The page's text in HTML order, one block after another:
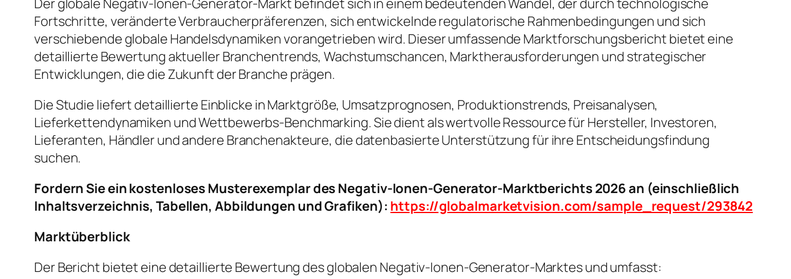
Der globale Negativ-Ionen-Generator-Markt befindet sich in einem bedeutenden Wandel, der durch technologische
Fortschritte, veränderte Verbraucherpräferenzen, sich entwickelnde regulatorische Rahmenbedingungen und sich
verschiebende globale Handelsdynamiken vorangetrieben wird. Dieser umfassende Marktforschungsbericht bietet eine
detaillierte Bewertung aktueller Branchentrends, Wachstumschancen, Marktherausforderungen und strategischer
Entwicklungen, die die Zukunft der Branche prägen.
Die Studie liefert detaillierte Einblicke in Marktgröße, Umsatzprognosen, Produktionstrends, Preisanalysen,
Lieferkettendynamiken und Wettbewerbs-Benchmarking. Sie dient als wertvolle Ressource für Hersteller, Investoren,
Lieferanten, Händler und andere Branchenakteure, die datenbasierte Unterstützung für ihre Entscheidungsfindung
suchen.
Fordern Sie ein kostenloses Musterexemplar des Negativ-Ionen-Generator-Marktberichts 2026 an (einschließlich
Inhaltsverzeichnis, Tabellen, Abbildungen und Grafiken): https://globalmarketvision.com/sample_request/293842
Marktüberblick
Der Bericht bietet eine detaillierte Bewertung des globalen Negativ-Ionen-Generator-Marktes und umfasst: